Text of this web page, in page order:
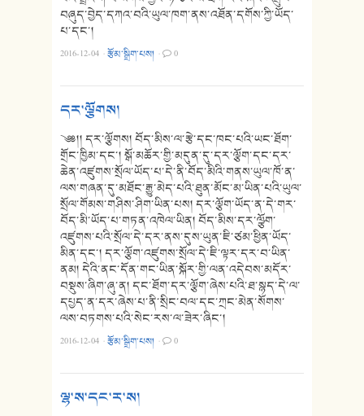
བཞུད་བྱེད་དཀའ་བའི་ཡུལ་ཁག་ནས་འཐོན་དགོས་ཀྱི་ཡོད་
པ་དང་།
2016-12-04 ·རྩོམ་སྒྲིག་པས། · 0
དར་ལྕོགས།
༄༅།། དར་ལྕོགས། བོད་མིས་ལ་རྩེ་དང་ཁང་པའི་ཡང་ཐོག་
གྲོང་ཁྱིམ་དང་། སྒོ་མཆོར་གྱི་མདུན་དུ་དར་ལྕོག་དང་དར་
ཆེན་འཛུགས་སྲོལ་ཡོད་པ་དེ་ནི་བོད་མིའི་གནས་ཡུལ་ཁོ་ན་
ལས་གཞན་དུ་མཐོང་རྒྱུ་མེད་པའི་ཐུན་མོང་མ་ཡིན་པའི་ཡུལ་
སྲོལ་གོམས་གཤིས་ཤིག་ཡིན་པས། དར་ལྕོག་ཡོད་ན་དེ་གར་
བོད་མི་ཡོད་པ་གཏན་འཁེལ་ཡིན། བོད་མིས་དར་ལྩོག་
འཛུགས་པའི་སྲོལ་དེ་དར་ནས་དུས་ཡུན་ཇི་ཙམ་ཕྱིན་ཡོད་
མིན་དང་། དར་ལྕོག་འཛུགས་སྲོལ་དེ་ཇི་ལྟར་དར་བ་ཡིན་
ནམ། དེའི་ནང་དོན་གང་ཡིན་སྐོར་གྱི་ལན་འདེབས་མདོར་
བསྡུས་ཞིག་ཞུ་ན། དང་ཐོག་དར་ལྕོག་ཞེས་པའི་ཐ་སྙད་དེ་ལ་
དཔྱད་ན་དར་ཞེས་པ་ནི་སྲིང་བལ་དང་ཀྲང་མེན་སོགས་
ལས་བཏགས་པའི་སེང་རས་ལ་ཟེར་ཞིང་།
2016-12-04 ·རྩོམ་སྒྲིག་པས། · 0
ལྷ་ས་དང་ར་ས།